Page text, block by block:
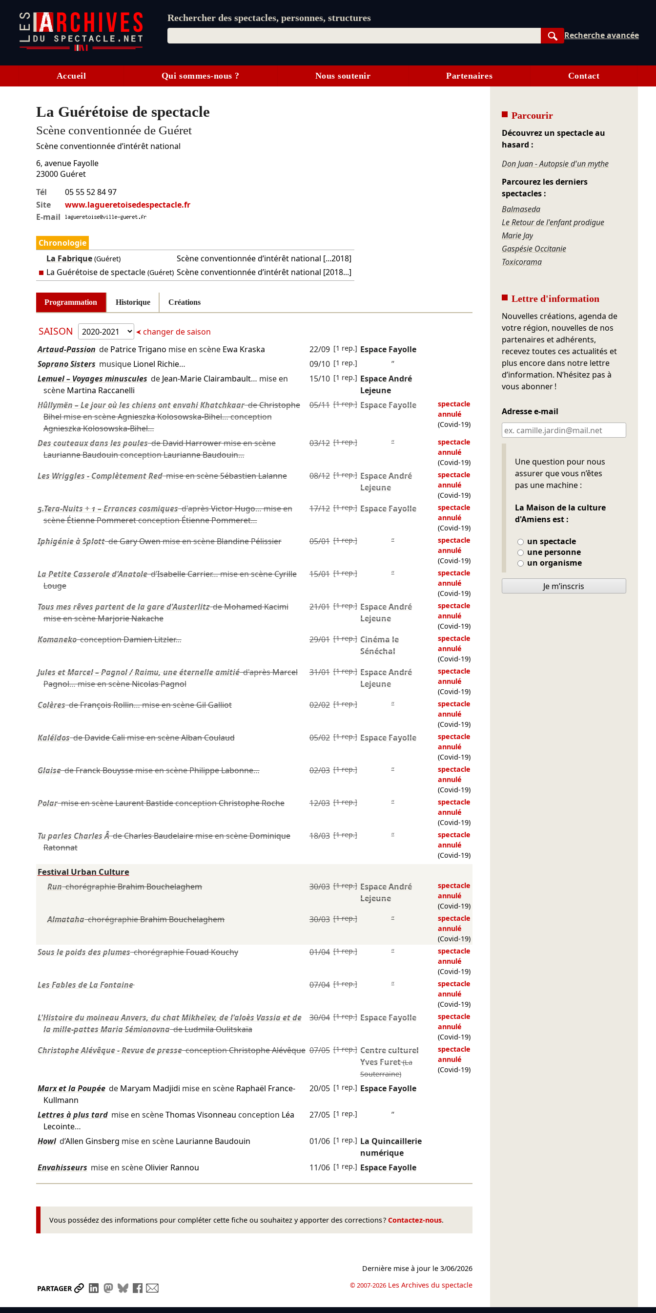
Rechercher des spectacles, personnes, structures
Rechercher
Recherche avancée
Accueil Qui sommes-nous ? Nous soutenir Partenaires Contact
La Guérétoise de spectacle
Scène conventionnée de Guéret
Scène conventionnée d’intérêt national
6, avenue Fayolle
23000 Guéret
Tél
05 55 52 84 97
Site
www.lagueretoisedespectacle.fr
E-mail
Chronologie
La Fabrique(Guéret)
Scène conventionnée d’intérêt national [...2018]
La Guérétoise de spectacle (Guéret) Scène conventionnée d’intérêt national [2018...]
Programmation Historique Créations
SAISON
changer de saison
Artaud-Passion de Patrice Trigano mise en scène Ewa Kraska 22/09 [1 rep.] Espace Fayolle
Soprano Sisters musique Lionel Richie… 09/10 [1 rep.]
”
Lemuel – Voyages minuscules de Jean-Marie Clairambault… mise en
scène Martina Raccanelli
15/10 [1 rep.] Espace André
Lejeune
Hûllymën – Le jour où les chiens ont envahi KhatchkaardeChristophe
Bihelmise en scèneAgnieszka Kolosowska-Bihel… conception
Agnieszka Kolosowska-Bihel…
05/11 [1 rep.] Espace Fayolle
spectacle
annulé
(Covid-19)
Des couteaux dans les poulesdeDavid Harrowermise en scène
Laurianne BaudouinconceptionLaurianne Baudouin…
03/12 [1 rep.] ”
spectacle
annulé
(Covid-19)
Les Wriggles - Complètement Redmise en scèneSébastien Lalanne 08/12 [1 rep.] Espace André
Lejeune
spectacle
annulé
(Covid-19)
5.Tera-Nuits + 1 – Errances cosmiquesd'aprèsVictor Hugo… mise en
scèneÉtienne PommeretconceptionÉtienne Pommeret…
17/12 [1 rep.] Espace Fayolle
spectacle
annulé
(Covid-19)
Iphigénie à SplottdeGary Owenmise en scèneBlandine Pélissier 05/01 [1 rep.] ”
spectacle
annulé
(Covid-19)
La Petite Casserole d'Anatoled’Isabelle Carrier… mise en scèneCyrille
Louge
15/01 [1 rep.] ”
spectacle
annulé
(Covid-19)
Tous mes rêves partent de la gare d'AusterlitzdeMohamed Kacimi
mise en scèneMarjorie Nakache
21/01 [1 rep.] Espace André
Lejeune
spectacle
annulé
(Covid-19)
KomanekoconceptionDamien Litzler… 29/01 [1 rep.] Cinéma le
Sénéchal
spectacle
annulé
(Covid-19)
Jules et Marcel – Pagnol / Raimu, une éternelle amitiéd'aprèsMarcel
Pagnol… mise en scèneNicolas Pagnol
31/01 [1 rep.] Espace André
Lejeune
spectacle
annulé
(Covid-19)
ColèresdeFrançois Rollin… mise en scèneGil Galliot 02/02 [1 rep.] ”
spectacle
annulé
(Covid-19)
KaléïdosdeDavide Calimise en scèneAlban Coulaud 05/02 [1 rep.] Espace Fayolle
spectacle
annulé
(Covid-19)
GlaisedeFranck Bouyssemise en scènePhilippe Labonne… 02/03 [1 rep.] ”
spectacle
annulé
(Covid-19)
Polarmise en scèneLaurent BastideconceptionChristophe Roche 12/03 [1 rep.] ”
spectacle
annulé
(Covid-19)
Tu parles Charles ÂdeCharles Baudelairemise en scèneDominique
Ratonnat
18/03 [1 rep.] ”
spectacle
annulé
(Covid-19)
Festival Urban Culture
RunchorégraphieBrahim Bouchelaghem 30/03 [1 rep.] Espace André
Lejeune
spectacle
annulé
(Covid-19)
AlmatahachorégraphieBrahim Bouchelaghem 30/03 [1 rep.] ”
spectacle
annulé
(Covid-19)
Sous le poids des plumeschorégraphieFouad Kouchy 01/04 [1 rep.] ”
spectacle
annulé
(Covid-19)
Les Fables de La Fontaine 07/04 [1 rep.] ”
spectacle
annulé
(Covid-19)
L'Histoire du moineau Anvers, du chat Mikheïev, de l'aloès Vassia et de
la mille-pattes Maria SémionovnadeLudmila Oulitskaïa
30/04 [1 rep.] Espace Fayolle
spectacle
annulé
(Covid-19)
Christophe Alévêque - Revue de presseconceptionChristophe Alévêque 07/05 [1 rep.] Centre culturel
Yves Furet (La
Souterraine)
spectacle
annulé
(Covid-19)
Marx et la Poupée de Maryam Madjidi mise en scène Raphaël France-
Kullmann
20/05 [1 rep.] Espace Fayolle
Lettres à plus tard mise en scèneThomas Visonneau conception Léa
Lecointe…
27/05 [1 rep.] ”
Howl d’Allen Ginsberg mise en scène Laurianne Baudouin 01/06 [1 rep.] La Quincaillerie
numérique
Envahisseurs mise en scène Olivier Rannou 11/06 [1 rep.] Espace Fayolle
Vous possédez des informations pour compléter cette fiche ou souhaitez y apporter des corrections ? Contactez-nous.
PARTAGER Partager le lien
Partager sur LinkedIn
Partager sur Mastodon
Partager sur Bluesky
Partager sur Facebook
Dernière mise à jour le3/06/2026
© 2007-2026 Les Archives du spectacle
Parcourir
Découvrez un spectacle au
hasard :
Don Juan - Autopsie d'un mythe
Parcourez les derniers
spectacles :
Balmaseda
Le Retour de l'enfant prodigue
Marie Jay
Gaspésie Occitanie
Toxicorama
Lettre d'information
Nouvelles créations, agenda de
votre région, nouvelles de nos
partenaires et adhérents,
recevez toutes ces actualités et
plus encore dans notre lettre
d’information. N’hésitez pas à
vous abonner !
Adresse e-mail
Une question pour nous
assurer que vous n’êtes
pas une machine :
La Maison de la culture
d'Amiens est :
un spectacle
une personne
un organisme
Ne pas remplir
Je m’inscris